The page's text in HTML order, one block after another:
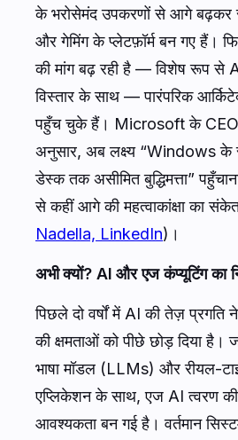
के भरोसेमंद उपकरणों से आगे बढ़कर
और गेमिंग के प्लेटफ़ॉर्म बन गए हैं।
की मांग बढ़ रही है — विशेष रूप से
विस्तार के साथ — पारंपरिक
पहुँच चुके हैं। Microsoft के
अनुसार, अब लक्ष्य “Windows के
डेस्क तक असीमित बुद्धिमत्ता”
से कहीं आगे की महत्वाकांक्षा का
Nadella, LinkedIn)।
अभी क्यों? AI और एज कंप्यूटिंग का
पिछले दो वर्षों में AI की तेज़
की क्षमताओं को पीछे छोड़ दिया है।
भाषा मॉडल (LLMs) और रीयल-
एप्लिकेशन के साथ, एज AI त्वरण
आवश्यकता बन गई है। वर्तमान